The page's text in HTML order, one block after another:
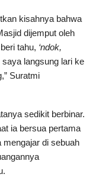
kisahnya bahwa
dijemput oleh
tahu, ‘ndok,
saya langsung lari ke
Suratmi
sedikit berbinar.
ia bersua pertama
mengajar di sebuah